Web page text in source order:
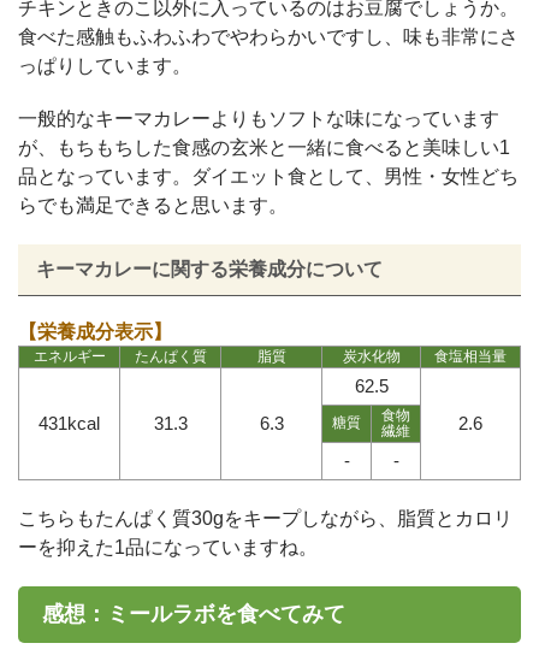
チキンときのこ以外に入っているのはお豆腐でしょうか。
食べた感触もふわふわでやわらかいですし、味も非常にさ
っぱりしています。
一般的なキーマカレーよりもソフトな味になっています
が、もちもちした食感の玄米と一緒に食べると美味しい1
品となっています。ダイエット食として、男性・女性どち
らでも満足できると思います。
キーマカレーに関する栄養成分について
【栄養成分表示】
エネルギー たんぱく質 脂質 炭水化物 食塩相当量
431kcal 31.3 6.3
62.5
2.6
糖質
食物
繊維
- -
こちらもたんぱく質30gをキープしながら、脂質とカロリ
ーを抑えた1品になっていますね。
感想：ミールラボを食べてみて